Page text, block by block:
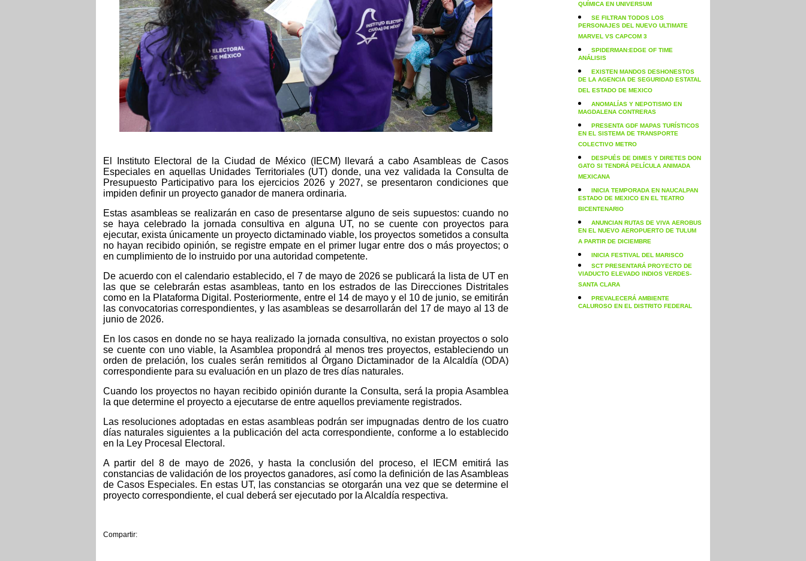
El Instituto Electoral de la Ciudad de México (IECM) llevará a cabo Asambleas de Casos
Especiales en aquellas Unidades Territoriales (UT) donde, una vez validada la Consulta de
Presupuesto Participativo para los ejercicios 2026 y 2027, se presentaron condiciones que
impiden definir un proyecto ganador de manera ordinaria.
Estas asambleas se realizarán en caso de presentarse alguno de seis supuestos: cuando no
se haya celebrado la jornada consultiva en alguna UT, no se cuente con proyectos para
ejecutar, exista únicamente un proyecto dictaminado viable, los proyectos sometidos a consulta
no hayan recibido opinión, se registre empate en el primer lugar entre dos o más proyectos; o
en cumplimiento de lo instruido por una autoridad competente.
De acuerdo con el calendario establecido, el 7 de mayo de 2026 se publicará la lista de UT en
las que se celebrarán estas asambleas, tanto en los estrados de las Direcciones Distritales
como en la Plataforma Digital. Posteriormente, entre el 14 de mayo y el 10 de junio, se emitirán
las convocatorias correspondientes, y las asambleas se desarrollarán del 17 de mayo al 13 de
junio de 2026.
En los casos en donde no se haya realizado la jornada consultiva, no existan proyectos o solo
se cuente con uno viable, la Asamblea propondrá al menos tres proyectos, estableciendo un
orden de prelación, los cuales serán remitidos al Órgano Dictaminador de la Alcaldía (ODA)
correspondiente para su evaluación en un plazo de tres días naturales.
Cuando los proyectos no hayan recibido opinión durante la Consulta, será la propia Asamblea
la que determine el proyecto a ejecutarse de entre aquellos previamente registrados.
Las resoluciones adoptadas en estas asambleas podrán ser impugnadas dentro de los cuatro
días naturales siguientes a la publicación del acta correspondiente, conforme a lo establecido
en la Ley Procesal Electoral.
A partir del 8 de mayo de 2026, y hasta la conclusión del proceso, el IECM emitirá las
constancias de validación de los proyectos ganadores, así como la definición de las Asambleas
de Casos Especiales. En estas UT, las constancias se otorgarán una vez que se determine el
proyecto correspondiente, el cual deberá ser ejecutado por la Alcaldía respectiva.
Compartir:
QUÍMICA EN UNIVERSUM
SE FILTRAN TODOS LOS
PERSONAJES DEL NUEVO ULTIMATE
MARVEL VS CAPCOM 3
SPIDERMAN:EDGE OF TIME
ANÁLISIS
EXISTEN MANDOS DESHONESTOS
DE LA AGENCIA DE SEGURIDAD ESTATAL
DEL ESTADO DE MEXICO
ANOMALÍAS Y NEPOTISMO EN
MAGDALENA CONTRERAS
PRESENTA GDF MAPAS TURÍSTICOS
EN EL SISTEMA DE TRANSPORTE
COLECTIVO METRO
DESPUÉS DE DIMES Y DIRETES DON
GATO SI TENDRÁ PELÍCULA ANIMADA
MEXICANA
INICIA TEMPORADA EN NAUCALPAN
ESTADO DE MEXICO EN EL TEATRO
BICENTENARIO
ANUNCIAN RUTAS DE VIVA AEROBUS
EN EL NUEVO AEROPUERTO DE TULUM
A PARTIR DE DICIEMBRE
INICIA FESTIVAL DEL MARISCO
SCT PRESENTARÁ PROYECTO DE
VIADUCTO ELEVADO INDIOS VERDES-
SANTA CLARA
PREVALECERÁ AMBIENTE
CALUROSO EN EL DISTRITO FEDERAL